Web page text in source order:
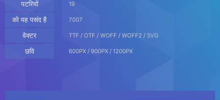
पटरियों 19
को यह पसंद है 7007
वेक्टर TTF / OTF / WOFF / WOFF2 / SVG
छवि 600PX / 900PX / 1200PX